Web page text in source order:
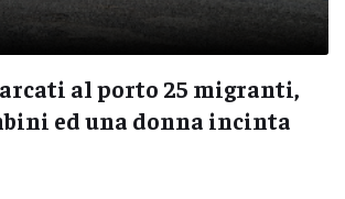
al porto 25 migranti,
ed una donna incinta